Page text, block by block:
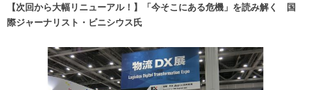
【次回から大幅リニューアル！】「今そこにある危機」を読み解く 国
際ジャーナリスト・ビニシウス氏